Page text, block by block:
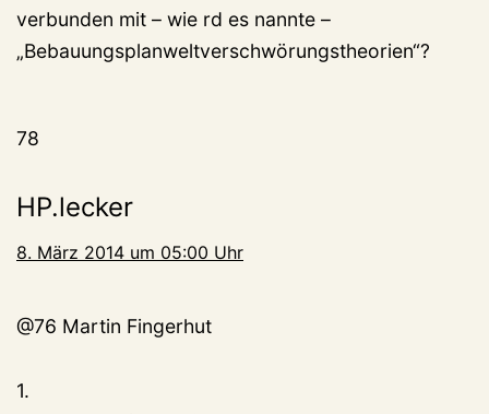
verbunden mit – wie rd es nannte –
„Bebauungsplanweltverschwörungstheorien“?
78
HP.lecker
8. März 2014 um 05:00 Uhr
@76 Martin Fingerhut
1.